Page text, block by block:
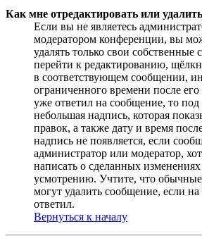
Как мне отредактировать или
Если вы не являетесь
модератором конференции, вы
удалять только свои
перейти к редактированию,
в соответствующем сообщении,
ограниченного времени после
уже ответил на сообщение, то
небольшая надпись, которая
правок, а также дату и время
надпись не появляется, если
администратор или модератор,
написать о сделанных
усмотрению. Учтите, что обычные
могут удалить сообщение, если
ответил.
Вернуться к началу